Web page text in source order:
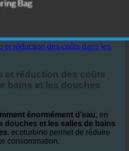
et réduction des coûts dans les
et réduction des coûts
bains et les douches
énormément d'eau , en
douches et les salles de bains
ecoturbino permet de réduire
consommation.